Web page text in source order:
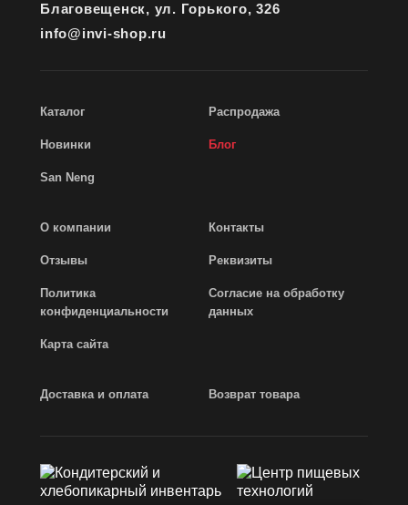
Благовещенск, ул. Горького, 326
info@invi-shop.ru
Каталог Распродажа
Новинки Блог
San Neng
О компании Контакты
Отзывы Реквизиты
Политика
конфиденциальности
Согласие на обработку
данных
Карта сайта
Доставка и оплата Возврат товара